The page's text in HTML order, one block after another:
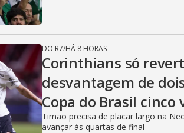
DO R7/HÁ 8 HORAS
Corinthians só
desvantagem de
Copa do Brasil cinco
Timão precisa de placar largo na
avançar às quartas de final